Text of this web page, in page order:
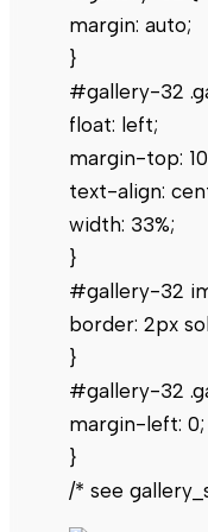
margin: auto;
}
#gallery-32
float: left;
margin-top:
text-align:
width: 33%;
}
#gallery-32
border: 2px
}
#gallery-32
margin-left: 0;
}
/* see